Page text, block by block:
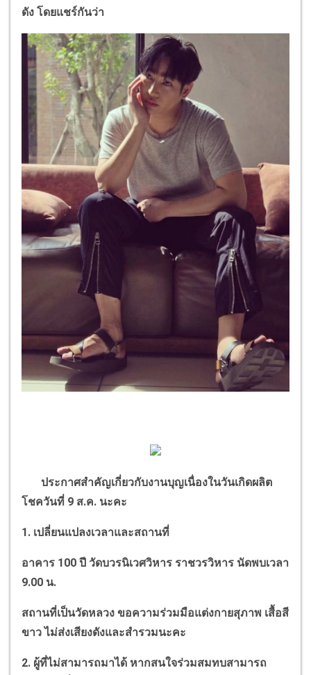
ดัง โดยแชร์กันว่า
ประกาศสำคัญเกี่ยวกับงานบุญเนื่องในวันเกิดผลิต
โชควันที่ 9 ส.ค. นะคะ
1. เปลี่ยนแปลงเวลาและสถานที่
อาคาร 100 ปี วัดบวรนิเวศวิหาร ราชวรวิหาร นัดพบเวลา
9.00 น.
สถานที่เป็นวัดหลวง ขอความร่วมมือแต่งกายสุภาพ เสื้อสี
ขาว ไม่ส่งเสียงดังและสำรวมนะคะ
2. ผู้ที่ไม่สามารถมาได้ หากสนใจร่วมสมทบสามารถ